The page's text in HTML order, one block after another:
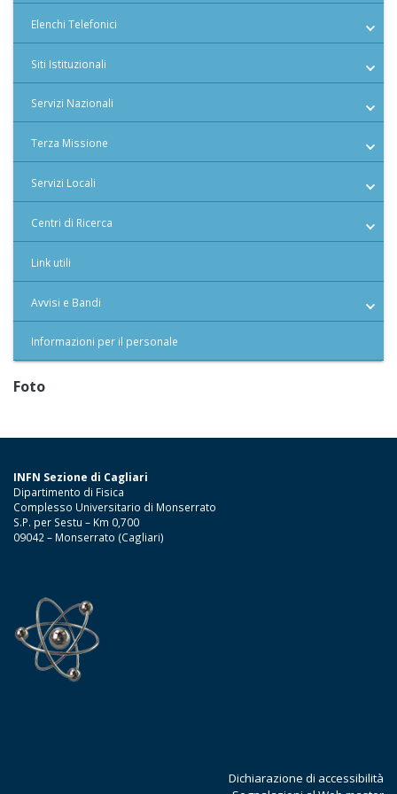
Elenchi Telefonici
Siti Istituzionali
Servizi Nazionali
Terza Missione
Servizi Locali
Centri di Ricerca
Link utili
Avvisi e Bandi
Informazioni per il personale
Foto
INFN Sezione di Cagliari
Dipartimento di Fisica
Complesso Universitario di Monserrato
S.P. per Sestu – Km 0,700
09042 – Monserrato (Cagliari)
Dichiarazione di accessibilità